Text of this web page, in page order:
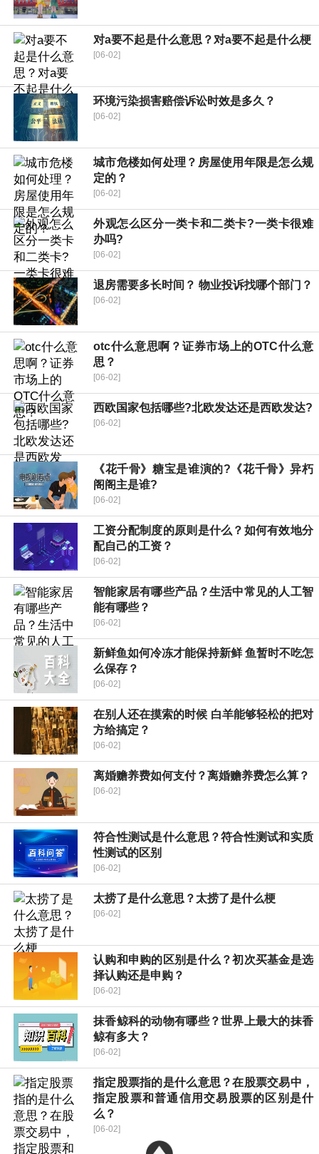
对a要不起是什么意思？对a要不起是什么梗
[06-02]
环境污染损害赔偿诉讼时效是多久？
[06-02]
城市危楼如何处理？房屋使用年限是怎么规
定的？
[06-02]
外观怎么区分一类卡和二类卡?一类卡很难
办吗?
[06-02]
退房需要多长时间？ 物业投诉找哪个部门？
[06-02]
otc什么意思啊？证券市场上的OTC什么意
思？
[06-02]
西欧国家包括哪些?北欧发达还是西欧发达?
[06-02]
《花千骨》糖宝是谁演的?《花千骨》异朽
阁阁主是谁?
[06-02]
工资分配制度的原则是什么？如何有效地分
配自己的工资？
[06-02]
智能家居有哪些产品？生活中常见的人工智
能有哪些？
[06-02]
新鲜鱼如何冷冻才能保持新鲜 鱼暂时不吃怎
么保存？
[06-02]
在别人还在摸索的时候 白羊能够轻松的把对
方给搞定？
[06-02]
离婚赡养费如何支付？离婚赡养费怎么算？
[06-02]
符合性测试是什么意思？符合性测试和实质
性测试的区别
[06-02]
太捞了是什么意思？太捞了是什么梗
[06-02]
认购和申购的区别是什么？初次买基金是选
择认购还是申购？
[06-02]
抹香鲸科的动物有哪些？世界上最大的抹香
鲸有多大？
[06-02]
指定股票指的是什么意思？在股票交易中，
指定股票和普通信用交易股票的区别是什
么？
[06-02]